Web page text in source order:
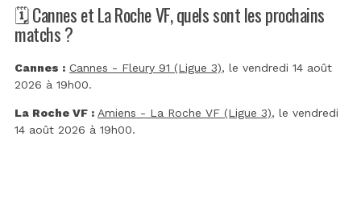
🗓️ Cannes et La Roche VF, quels sont les prochains
matchs ?
Cannes : Cannes - Fleury 91 (Ligue 3), le vendredi 14 août
2026 à 19h00.
La Roche VF : Amiens - La Roche VF (Ligue 3), le vendredi
14 août 2026 à 19h00.